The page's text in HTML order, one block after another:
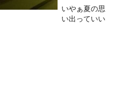
いやぁ夏の思
い出っていい